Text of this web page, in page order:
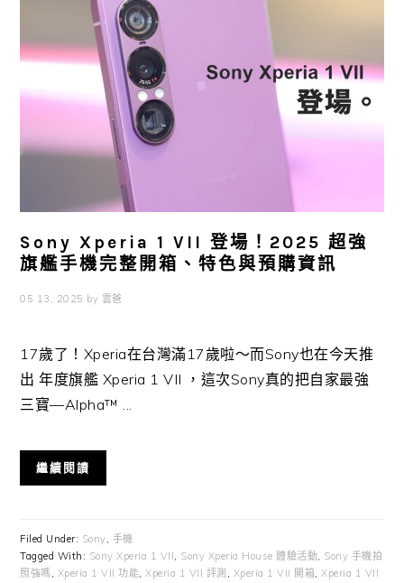
Sony Xperia 1 VII 登場！2025 超強
旗艦手機完整開箱、特色與預購資訊
05 13, 2025 by 雲爸
17歲了！Xperia在台灣滿17歲啦～而Sony也在今天推
出 年度旗艦 Xperia 1 VII ，這次Sony真的把自家最強
三寶—Alpha™ ...
繼續閱讀
Filed Under: Sony, 手機
Tagged With: Sony Xperia 1 VII, Sony Xperia House 體驗活動, Sony 手機拍
照強嗎 , Xperia 1 VII 功能,Xperia 1 VII 評測 , Xperia 1 VII 開箱,Xperia 1 VII